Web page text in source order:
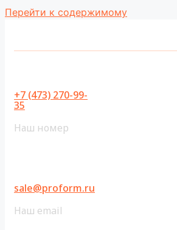
Перейти к содержимому
+7 (473) 270-99-
35
Наш номер
sale@proform.ru
Наш email